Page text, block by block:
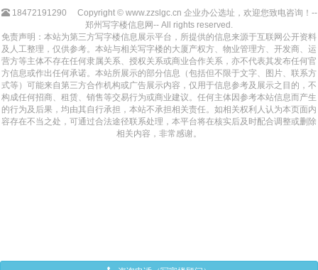
18472191290
Copyright © www.zzslgc.cn 企业办公选址，欢迎您致电咨询！--
郑州写字楼信息网-- All rights reserved.
免责声明：本站为第三方写字楼信息展示平台，所提供的信息来源于互联网公开资料
及人工整理，仅供参考。本站与相关写字楼的大厦产权方、物业管理方、开发商、运
营方等主体不存在任何隶属关系、授权关系或商业合作关系，亦不代表其发布任何官
方信息或作出任何承诺。本站所展示的部分信息（包括但不限于文字、图片、联系方
式等）可能来自第三方合作机构或广告展示内容，仅用于信息参考及展示之目的，不
构成任何招商、租赁、销售等交易行为或商业建议。任何主体因参考本站信息而产生
的行为及后果，均由其自行承担，本站不承担相关责任。如相关权利人认为本页面内
容存在不当之处，可通过合法途径联系处理，本平台将在核实后及时配合调整或删除
相关内容，非常感谢。